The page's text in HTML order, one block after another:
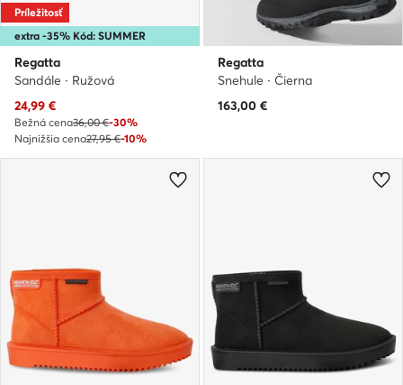
extra -35% Kód: SUMMER
Príležitosť
Regatta
Sandále · Ružová
Aktuálna cena
24,99 €
Bežná cena36,00 €-30%
Najnižšia cena27,95 €-10%
Regatta
Snehule · Čierna
163,00 €